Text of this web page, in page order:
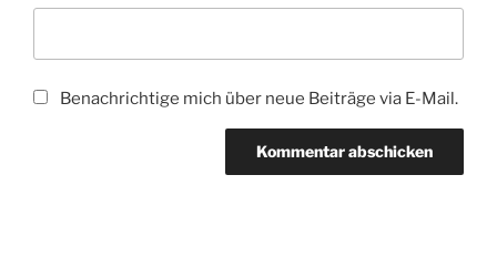
Benachrichtige mich über neue Beiträge via E-Mail.